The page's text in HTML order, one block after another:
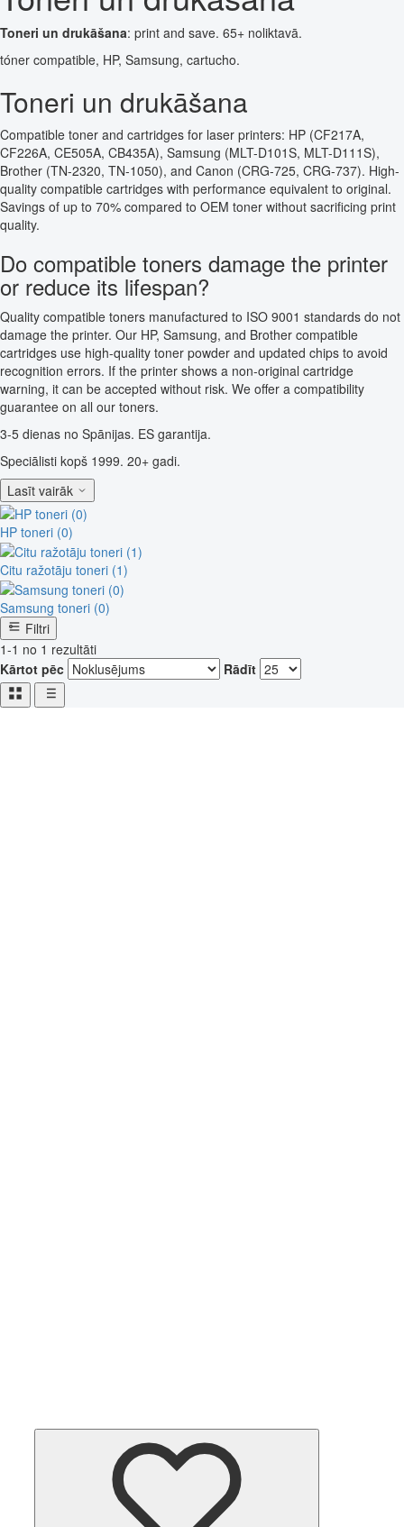
Toneri un drukāšana: print and save. 65+ noliktavā.
tóner compatible, HP, Samsung, cartucho.
Toneri un drukāšana
Compatible toner and cartridges for laser printers: HP (CF217A,
CF226A, CE505A, CB435A), Samsung (MLT-D101S, MLT-D111S),
Brother (TN-2320, TN-1050), and Canon (CRG-725, CRG-737). High-
quality compatible cartridges with performance equivalent to original.
Savings of up to 70% compared to OEM toner without sacrificing print
quality.
Do compatible toners damage the printer
or reduce its lifespan?
Quality compatible toners manufactured to ISO 9001 standards do not
damage the printer. Our HP, Samsung, and Brother compatible
cartridges use high-quality toner powder and updated chips to avoid
recognition errors. If the printer shows a non-original cartridge
warning, it can be accepted without risk. We offer a compatibility
guarantee on all our toners.
3-5 dienas no Spānijas. ES garantija.
Speciālisti kopš 1999. 20+ gadi.
Lasīt vairāk
HP toneri (0)
Citu ražotāju toneri (1)
Samsung toneri (0)
Filtri
1-1 no 1 rezultāti
Kārtot pēc
Rādīt